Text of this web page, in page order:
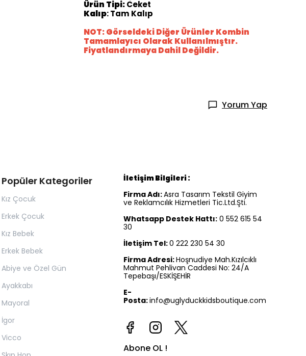
Ürün Tipi:Ceket
Kalıp: Tam Kalıp
NOT: Görseldeki Diğer Ürünler Kombin
Tamamlayıcı Olarak Kullanılmıştır.
Fiyatlandırmaya Dahil Değildir.
Yorum Yap
Popüler Kategoriler
Kız Çocuk
Erkek Çocuk
Kız Bebek
Erkek Bebek
Abiye ve Özel Gün
Ayakkabı
Mayoral
İgor
Vicco
İletişim Bilgileri :
Firma Adı:Asra Tasarım Tekstil Giyim
ve Reklamcılık Hizmetleri Tic.Ltd.Şti.
Whatsapp Destek Hattı: 0 552 615 54
30
İletişim Tel:0 222 230 54 30
Firma Adresi:Hoşnudiye Mah.Kızılcıklı
Mahmut Pehlivan Caddesi No: 24/A
Tepebaşı/ESKİŞEHİR
E-
Posta:info@uglyduckkidsboutique.com
Abone OL !